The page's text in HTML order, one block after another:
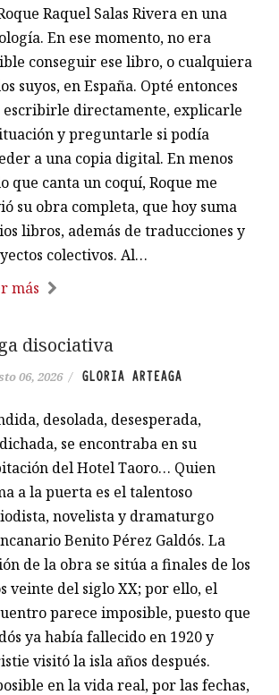
Raquel Salas Rivera en una
En ese momento, no era
conseguir ese libro, o cualquiera
suyos, en España. Opté entonces
directamente, explicarle
y preguntarle si podía
a una copia digital. En menos
que canta un coquí, Roque me
su obra completa, que hoy suma
libros, además de traducciones y
colectivos. Al…
más
disociativa
06, 2026 / GLORIA ARTEAGA
desolada, desesperada,
se encontraba en su
del Hotel Taoro… Quien
a la puerta es el talentoso
novelista y dramaturgo
Benito Pérez Galdós. La
de la obra se sitúa a finales de los
veinte del siglo XX; por ello, el
parece imposible, puesto que
ya había fallecido en 1920 y
visitó la isla años después.
en la vida real, por las fechas,